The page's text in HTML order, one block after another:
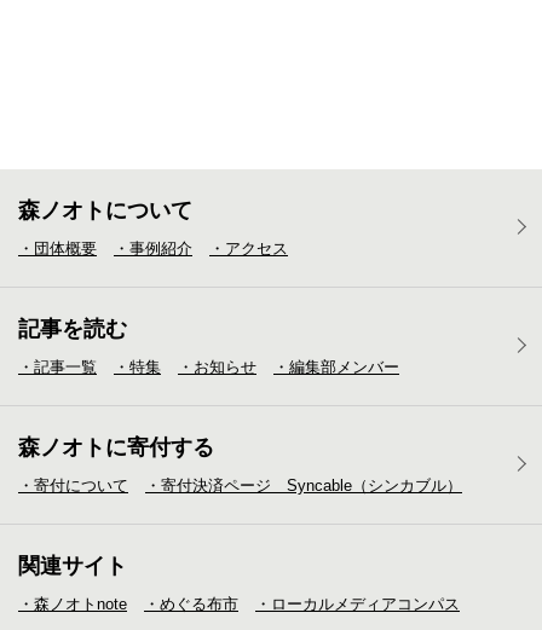
森ノオトについて
・団体概要 ・事例紹介 ・アクセス
記事を読む
・記事一覧 ・特集 ・お知らせ ・編集部メンバー
森ノオトに寄付する
・寄付について ・寄付決済ページ Syncable（シンカブル）
関連サイト
・森ノオトnote ・めぐる布市 ・ローカルメディア コンパス